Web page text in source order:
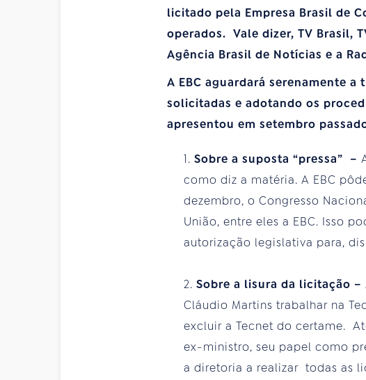
licitado pela Empresa Brasil de
operados. Vale dizer, TV Brasil,
Agência Brasil de Notícias e a
A EBC aguardará serenamente
solicitadas e adotando os
apresentou em setembro
1. Sobre a suposta “pressa” –
como diz a matéria. A EBC
dezembro, o Congresso
União, entre eles a EBC. Isso
autorização legislativa para,
2. Sobre a lisura da licitação –
Cláudio Martins trabalhar na
excluir a Tecnet do certame.
ex-ministro, seu papel como
a diretoria a realizar todas as